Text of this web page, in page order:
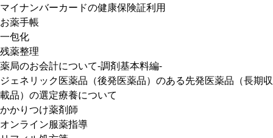
マイナンバーカードの健康保険証利用
お薬手帳
一包化
残薬整理
薬局のお会計について-調剤基本料編-
ジェネリック医薬品（後発医薬品）のある先発医薬品（長期収
載品）の選定療養について
かかりつけ薬剤師
オンライン服薬指導